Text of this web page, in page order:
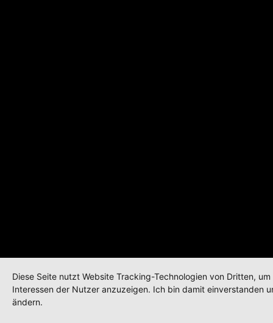
Diese Seite nutzt Website Tracking-Technologien von Dritten,
Interessen der Nutzer anzuzeigen. Ich bin damit einverstanden
ändern.